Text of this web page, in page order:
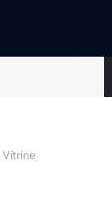
Vitrine